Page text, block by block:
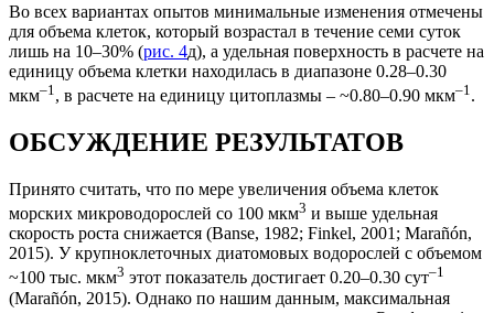
Во всех вариантах опытов минимальные изменения отмечены
для объема клеток, который возрастал в течение семи суток
лишь на 10–30% (рис. 4д), а удельная поверхность в расчете на
единицу объема клетки находилась в диапазоне 0.28–0.30
мкм–1 , в расчете на единицу цитоплазмы – ~0.80–0.90 мкм–1 .
ОБСУЖДЕНИЕ РЕЗУЛЬТАТОВ
Принято считать, что по мере увеличения объема клеток
морских микроводорослей со 100 мкм3 и выше удельная
скорость роста снижается (Banse, 1982; Finkel, 2001; Marañón,
2015). У крупноклеточных диатомовых водорослей с объемом
~100 тыс. мкм3 этот показатель достигает 0.20–0.30 сут–1
(Marañón, 2015). Однако по нашим данным, максимальная